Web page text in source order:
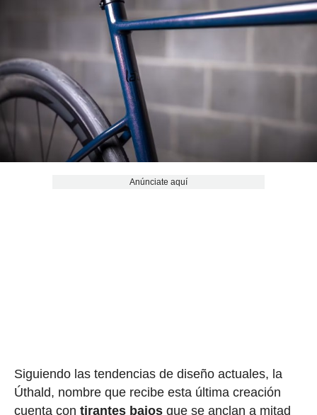
Anúnciate aquí
Siguiendo las tendencias de diseño actuales, la
Úthald, nombre que recibe esta última creación
cuenta con tirantes bajosque se anclan a mitad